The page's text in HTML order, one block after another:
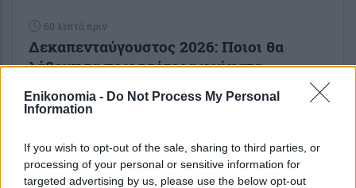
Enikonomia - Do Not Process My Personal
Information
If you wish to opt-out of the sale, sharing to third parties, or
processing of your personal or sensitive information for
targeted advertising by us, please use the below opt-out
60 λεπτά πριν
Δεκαπενταύγουστος 2026: Ποιοι θα
λάβουν τα περισσότερα χρήματα
2 ώρες πριν
μπορούν να υποβάλουν αίτηση σήμερα –
Βήμα βήμα η διαδικασία